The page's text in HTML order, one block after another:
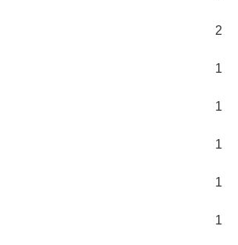
2
1
1
1
1
1